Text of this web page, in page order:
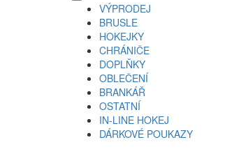
VÝPRODEJ
BRUSLE
HOKEJKY
CHRÁNIČE
DOPLŇKY
OBLEČENÍ
BRANKÁŘ
OSTATNÍ
IN-LINE HOKEJ
DÁRKOVÉ POUKAZY